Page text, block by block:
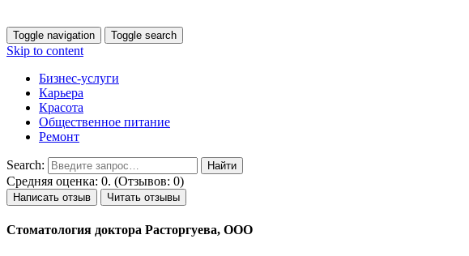
Toggle navigation Toggle search
Skip to content
Бизнес-услуги
Карьера
Красота
Общественное питание
Ремонт
Search:
Средняя оценка: 0. (Отзывов: 0)
Написать отзыв Читать отзывы
Стоматология доктора Расторгуева, ООО